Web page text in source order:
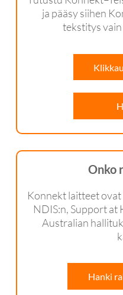
ja pääsy siihen
tekstitys vain
Onko
Konnekt laitteet ovat
NDIS:n, Support at
Australian
Hanki